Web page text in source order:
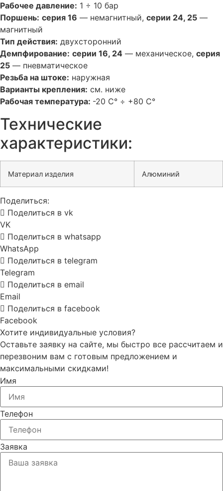
Рабочее давление: 1 ÷ 10 бар
Поршень: серия 16 — немагнитный, серии 24, 25 —
магнитный
Тип действия: двухсторонний
Демпфирование: серии 16, 24 — механическое, серия
25 — пневматическое
Резьба на штоке: наружная
Варианты крепления: см. ниже
Рабочая температура: -20 С° ÷ +80 С°
Технические
характеристики:
Материал изделия Алюминий
Поделиться:
Поделиться в vk
VK
Поделиться в whatsapp
WhatsApp
Поделиться в telegram
Telegram
Поделиться в email
Email
Поделиться в facebook
Facebook
Хотите индивидуальные условия?
Оставьте заявку на сайте, мы быстро все рассчитаем и
перезвоним вам с готовым предложением и
максимальными скидками!
Имя
Телефон
Заявка